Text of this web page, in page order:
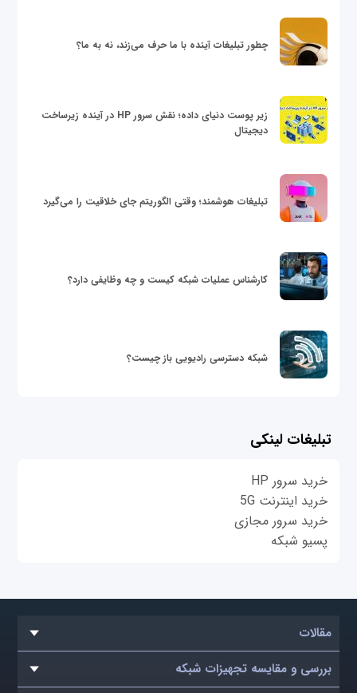
چطور تبلیغات آینده با ما حرف می‌زند، نه به ما؟
زیر پوست دنیای داده؛ نقش سرور HP در آینده زیرساخت
دیجیتال
تبلیغات هوشمند؛ وقتی الگوریتم جای خلاقیت را می‌گیرد
کارشناس عملیات شبکه کیست و چه وظایفی دارد؟
شبکه دسترسی رادیویی باز چیست؟
تبلیغات لینکی
خرید سرور HP
خرید اینترنت 5G
خرید سرور مجازی
پسیو شبکه
مقالات
بررسی و مقایسه تجهیزات شبکه